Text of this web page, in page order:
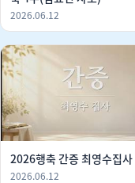
2026.06.12
2026행축 간증 최영수집사
2026.06.12